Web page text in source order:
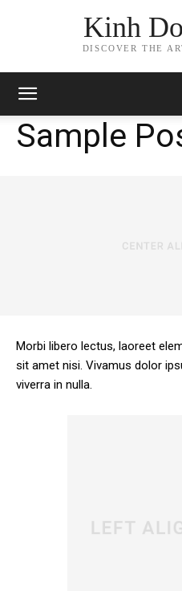
Kinh
DISCOVER THE
Sample
Morbi libero lectus, laoreet
sit amet nisi. Vivamus dolor
viverra in nulla.